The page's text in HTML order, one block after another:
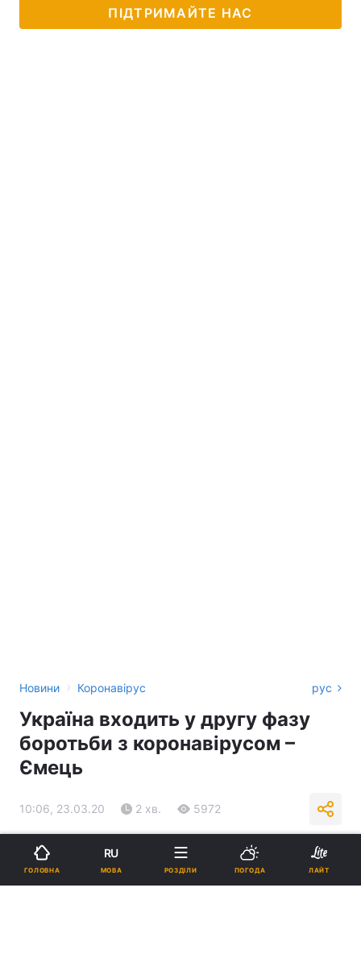
ПІДТРИМАЙТЕ НАС
Новини › Коронавірус рус
Україна входить у другу фазу
боротьби з коронавірусом –
Ємець
10:06, 23.03.20 2 хв. 5972
Підпишіться на нас в Google
ГОЛОВНА
RU
МОВА РОЗДІЛИ ПОГОДА ЛАЙТ